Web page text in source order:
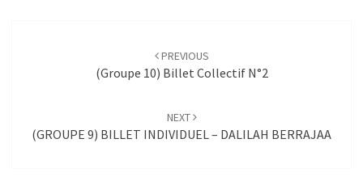
PREVIOUS
(Groupe 10) Billet Collectif N°2
NEXT
(GROUPE 9) BILLET INDIVIDUEL – DALILAH BERRAJAA